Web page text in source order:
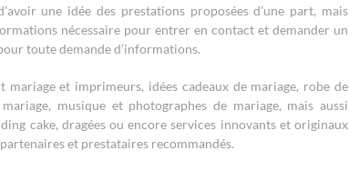
une idée des prestations proposées d’une part, mais
nécessaire pour entrer en contact et demander un
toute demande d’informations.
mariage et imprimeurs, idées cadeaux de mariage, robe de
musique et photographes de mariage, mais aussi
cake, dragées ou encore services innovants et originaux
et prestataires recommandés.